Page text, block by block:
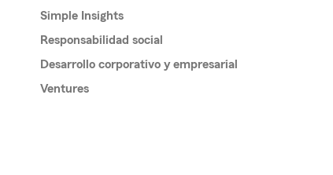
Simple Insights
Responsabilidad social
Desarrollo corporativo y empresarial
Ventures